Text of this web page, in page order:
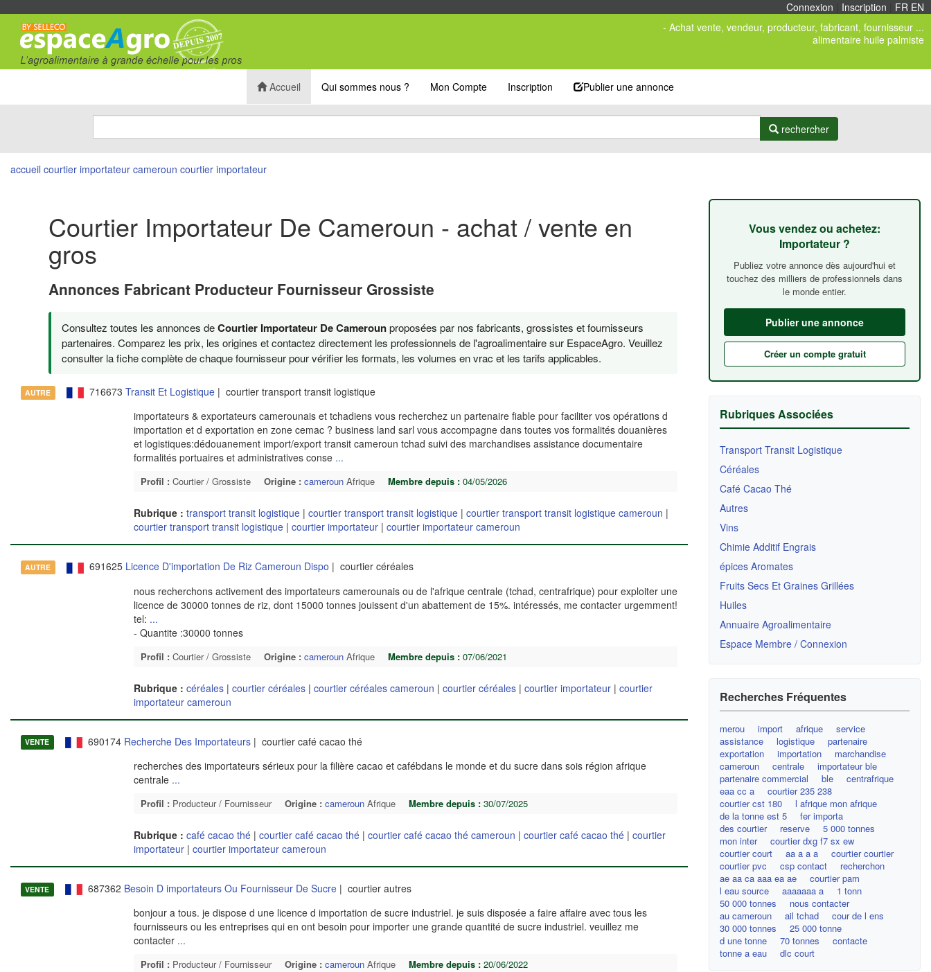
Connexion Inscription FR EN
- Achat vente, vendeur, producteur, fabricant, fournisseur ...
alimentaire huile palmiste
Accueil Qui sommes nous ? Mon Compte Inscription Publier une annonce
rechercher
accueil courtier importateur cameroun courtier importateur
Courtier Importateur De Cameroun - achat / vente en
gros
Annonces Fabricant Producteur Fournisseur Grossiste
Consultez toutes les annonces deCourtier Importateur De Camerounproposées par nos fabricants, grossistes et fournisseurs
partenaires. Comparez les prix, les origines et contactez directement les professionnels de l'agroalimentaire sur EspaceAgro. Veuillez
consulter la fiche complète de chaque fournisseur pour vérifier les formats, les volumes en vrac et les tarifs applicables.
AUTRE 716673 Transit Et Logistique| courtier transport transit logistique
importateurs & exportateurs camerounais et tchadiens vous recherchez un partenaire fiable pour faciliter vos opérations d
importation et d exportation en zone cemac ? business land sarl vous accompagne dans toutes vos formalités douanières
et logistiques:dédouanement import/export transit cameroun tchad suivi des marchandises assistance documentaire
formalités portuaires et administratives conse ...
Profil :Courtier / Grossiste Origine : camerounAfrique Membre depuis :04/05/2026
Rubrique : transport transit logistique | courtier transport transit logistique| courtier transport transit logistique cameroun |
courtier transport transit logistique| courtier importateur| courtier importateur cameroun
AUTRE 691625 Licence D'importation De Riz Cameroun Dispo | courtier céréales
nous recherchons activement des importateurs camerounais ou de l'afrique centrale (tchad, centrafrique) pour exploiter une
licence de 30000 tonnes de riz, dont 15000 tonnes jouissent d'un abattement de 15%. intéressés, me contacter urgemment!
tel: ...
- Quantite :30000 tonnes
Profil :Courtier / Grossiste Origine : camerounAfrique Membre depuis :07/06/2021
Rubrique : céréales | courtier céréales| courtier céréales cameroun | courtier céréales| courtier importateur| courtier
importateur cameroun
VENTE 690174 Recherche Des Importateurs| courtier café cacao thé
recherches des importateurs sérieux pour la filière cacao et cafébdans le monde et du sucre dans sois région afrique
centrale ...
Profil :Producteur / Fournisseur Origine : camerounAfrique Membre depuis :30/07/2025
Rubrique : café cacao thé | courtier café cacao thé| courtier café cacao thé cameroun | courtier café cacao thé| courtier
importateur| courtier importateur cameroun
VENTE 687362 Besoin D importateurs Ou Fournisseur De Sucre| courtier autres
bonjour a tous. je dispose d une licence d importation de sucre industriel. je suis disposée a faire affaire avec tous les
fournisseurs ou les entreprises qui en ont besoin pour importer une grande quantité de sucre industriel. veuillez me
contacter ...
Profil :Producteur / Fournisseur Origine : camerounAfrique Membre depuis :20/06/2022
Vous vendez ou achetez:
Importateur ?
Publiez votre annonce dès aujourd'hui et
touchez des milliers de professionnels dans
le monde entier.
Publier une annonce
Créer un compte gratuit
Rubriques Associées
Transport Transit Logistique
Céréales
Café Cacao Thé
Autres
Vins
Chimie Additif Engrais
épices Aromates
Fruits Secs Et Graines Grillées
Huiles
Annuaire Agroalimentaire
Espace Membre / Connexion
Recherches Fréquentes
merou import afrique
service
assistance
logistique
partenaire
exportation
importation
marchandise
cameroun
centrale
importateur ble
partenaire commercial
ble
centrafrique
eaa cc a
courtier 235 238
courtier cst 180
l afrique mon afrique
de la tonne est 5
fer importa
des courtier
reserve
5 000 tonnes
mon inter
courtier dxg f7 sx ew
courtier court
aa a a a
courtier courtier
courtier pvc
csp contact
recherchon
ae aa ca aaa ea ae
courtier pam
l eau source
aaaaaaa a
1 tonn
50 000 tonnes
nous contacter
au cameroun
ail tchad
cour de l ens
30 000 tonnes
25 000 tonne
d une tonne
70 tonnes
contacte
tonne a eau
dlc court